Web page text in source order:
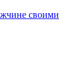
своими